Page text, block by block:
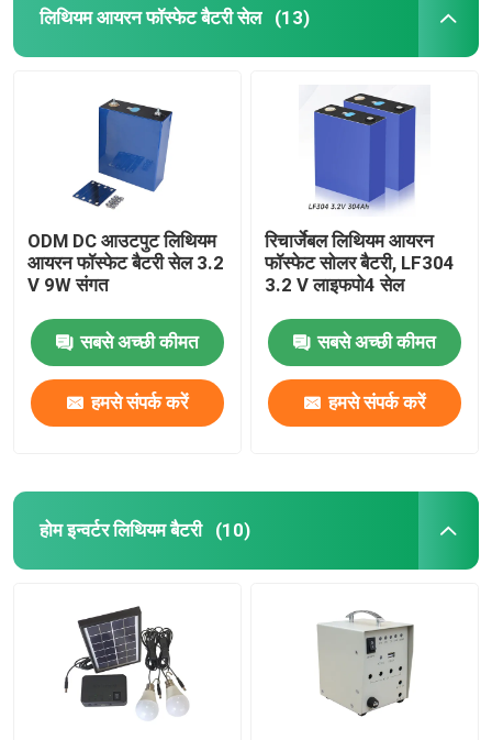
लिथियम आयरन फॉस्फेट बैटरी सेल (13)
ODM DC आउटपुट लिथियम
आयरन फॉस्फेट बैटरी सेल 3.2
V 9W संगत
सबसे अच्छी कीमत
हमसे संपर्क करें
रिचार्जेबल लिथियम आयरन
फॉस्फेट सोलर बैटरी, LF304
3.2 V लाइफपो4 सेल
सबसे अच्छी कीमत
हमसे संपर्क करें
होम इन्वर्टर लिथियम बैटरी (10)